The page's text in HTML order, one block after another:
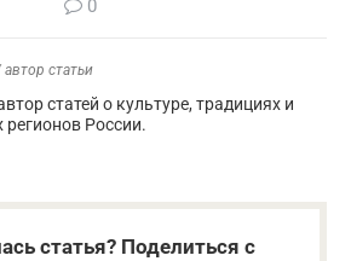
0
автор статьи
статей о культуре, традициях и
регионов России.
статья? Поделиться с